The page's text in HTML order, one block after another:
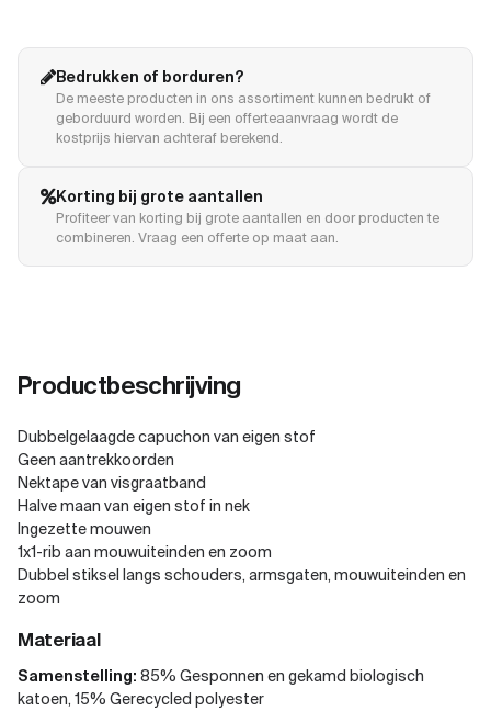
Bedrukken of borduren?
De meeste producten in ons assortiment kunnen bedrukt of
geborduurd worden. Bij een offerteaanvraag wordt de
kostprijs hiervan achteraf berekend.
Korting bij grote aantallen
Profiteer van korting bij grote aantallen en door producten te
combineren. Vraag een offerte op maat aan.
Productbeschrijving
Dubbelgelaagde capuchon van eigen stof
Geen aantrekkoorden
Nektape van visgraatband
Halve maan van eigen stof in nek
Ingezette mouwen
1x1-rib aan mouwuiteinden en zoom
Dubbel stiksel langs schouders, armsgaten, mouwuiteinden en
zoom
Materiaal
Samenstelling: 85% Gesponnen en gekamd biologisch
katoen, 15% Gerecycled polyester